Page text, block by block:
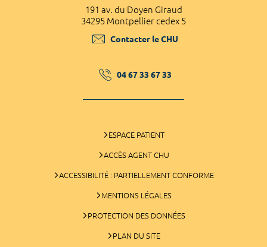
191 av. du Doyen Giraud
34295 Montpellier cedex 5
Contacter le CHU
04 67 33 67 33
ESPACE PATIENT
ACCÈS AGENT CHU
ACCESSIBILITÉ : PARTIELLEMENT CONFORME
MENTIONS LÉGALES
PROTECTION DES DONNÉES
PLAN DU SITE